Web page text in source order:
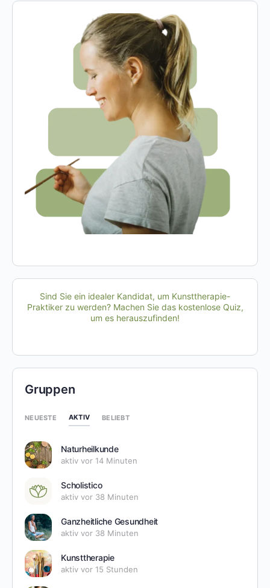
Sind Sie ein idealer Kandidat, um Kunsttherapie-
Praktiker zu werden? Machen Sie das kostenlose Quiz,
um es herauszufinden!
Gruppen
NEUESTE AKTIV BELIEBT
Naturheilkunde
aktiv vor 14 Minuten
Scholistico
aktiv vor 38 Minuten
Ganzheitliche Gesundheit
aktiv vor 38 Minuten
Kunsttherapie
aktiv vor 15 Stunden